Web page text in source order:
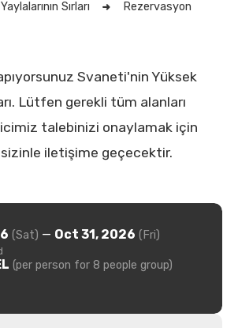
Sırları
Rezervasyon
Svaneti'nin Yüksek
Lütfen gerekli tüm alanları
talebinizi onaylamak için
sizinle iletişime geçecektir.
(Sat) — Oct 31, 2026 (Fri)
(per person for 8 people group)